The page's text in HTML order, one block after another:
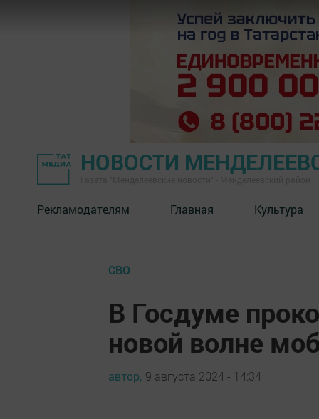
НОВОСТИ
Рекламодателям Главная Культура
СВО
В Госдуме
новой волне
автор, 9 августа 2024 - 14:34